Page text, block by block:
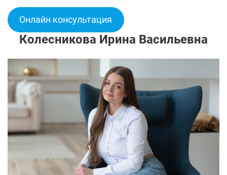
Онлайн консультация
Колесникова Ирина Васильевна